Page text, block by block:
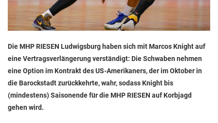
Die MHP RIESEN Ludwigsburg haben sich mit Marcos Knight auf
eine Vertragsverlängerung verständigt: Die Schwaben nehmen
eine Option im Kontrakt des US-Amerikaners, der im Oktober in
die Barockstadt zurückkehrte, wahr, sodass Knight bis
(mindestens) Saisonende für die MHP RIESEN auf Korbjagd
gehen wird.